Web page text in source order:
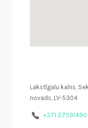
Lakstīgalu kalns,
novads, LV-5304
+371 27591490